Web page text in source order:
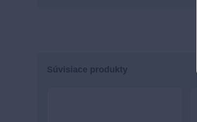
Súvisiace produkty